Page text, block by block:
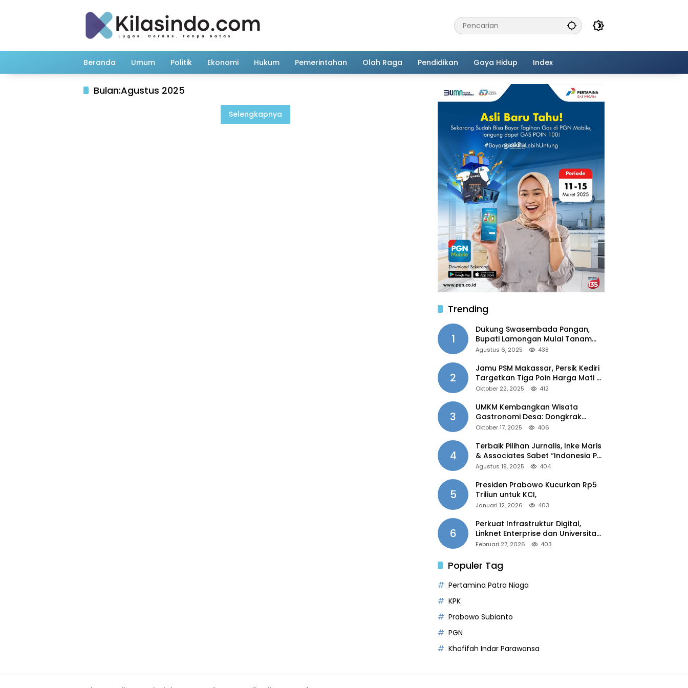
Beranda Umum Politik Ekonomi Hukum Pemerintahan Olah Raga Pendidikan Gaya Hidup Index
Bulan:Agustus 2025
Selengkapnya
Trending
1
Dukung Swasembada Pangan,
Bupati Lamongan Mulai Tanam
Padi Musim Ketiga
Agustus 6, 2025 438
2
Jamu PSM Makassar, Persik Kediri
Targetkan Tiga Poin Harga Mati di
Kandang
Oktober 22, 2025 412
3
UMKM Kembangkan Wisata
Gastronomi Desa: Dongkrak
Ekonomi Daerah, Perluas Pasar
Oktober 17, 2025 406
4
Terbaik Pilihan Jurnalis, Inke Maris
& Associates Sabet “Indonesia PR
of the Year 2025”
Agustus 19, 2025 404
5
Presiden Prabowo Kucurkan Rp5
Triliun untuk KCI,
Januari 12, 2026 403
6
Perkuat Infrastruktur Digital,
Linknet Enterprise dan Universitas
Jember Jalin Kolaborasi Smart
Februari 27, 2026 403
Populer Tag
Pertamina Patra Niaga
KPK
Prabowo Subianto
PGN
Khofifah Indar Parawansa